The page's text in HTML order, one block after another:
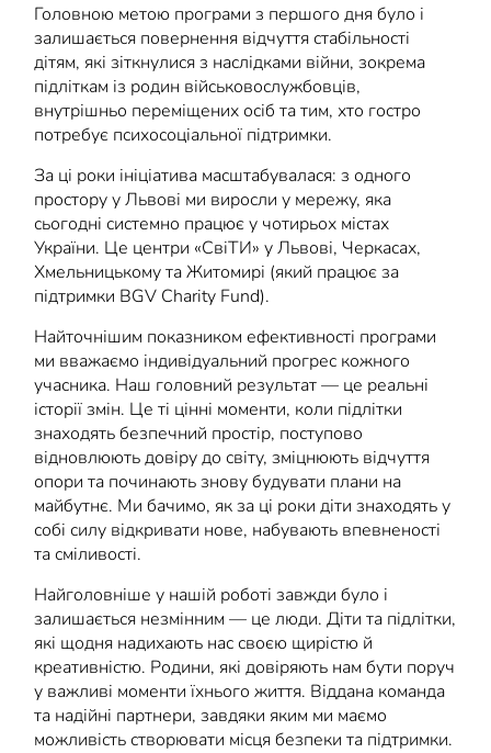
Головною метою програми з першого дня було і
залишається повернення відчуття стабільності
дітям, які зіткнулися з наслідками війни, зокрема
підліткам із родин військовослужбовців,
внутрішньо переміщених осіб та тим, хто гостро
потребує психосоціальної підтримки.
За ці роки ініціатива масштабувалася: з одного
простору у Львові ми виросли у мережу, яка
сьогодні системно працює у чотирьох містах
України. Це центри «СвіТИ» у Львові, Черкасах,
Хмельницькому та Житомирі (який працює за
підтримки BGV Charity Fund).
Найточнішим показником ефективності програми
ми вважаємо індивідуальний прогрес кожного
учасника. Наш головний результат — це реальні
історії змін. Це ті цінні моменти, коли підлітки
знаходять безпечний простір, поступово
відновлюють довіру до світу, зміцнюють відчуття
опори та починають знову будувати плани на
майбутнє. Ми бачимо, як за ці роки діти знаходять у
собі силу відкривати нове, набувають впевненості
та сміливості.
Найголовніше у нашій роботі завжди було і
залишається незмінним — це люди. Діти та підлітки,
які щодня надихають нас своєю щирістю й
креативністю. Родини, які довіряють нам бути поруч
у важливі моменти їхнього життя. Віддана команда
та надійні партнери, завдяки яким ми маємо
можливість створювати місця безпеки та підтримки.